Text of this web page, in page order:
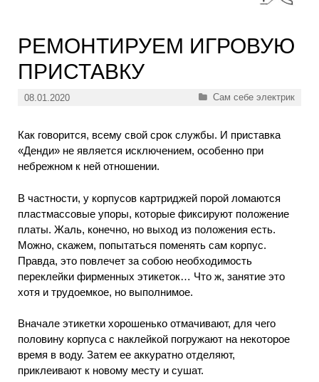
РЕМОНТИРУЕМ ИГРОВУЮ
ПРИСТАВКУ
08.01.2020 Рубрики
Сам себе электрик
Как говорится, всему свой срок службы. И приставка
«Денди» не является исключением, особенно при
небрежном к ней отношении.
В частности, у корпусов картриджей порой ломаются
пластмассовые упоры, которые фиксируют положение
платы. Жаль, конечно, но выход из положения есть.
Можно, скажем, попытаться поменять сам корпус.
Правда, это повлечет за собою необходимость
переклейки фирменных этикеток… Что ж, занятие это
хотя и трудоемкое, но выполнимое.
Вначале этикетки хорошенько отмачивают, для чего
половину корпуса с наклейкой погружают на некоторое
время в воду. Затем ее аккуратно отделяют,
приклеивают к новому месту и сушат.